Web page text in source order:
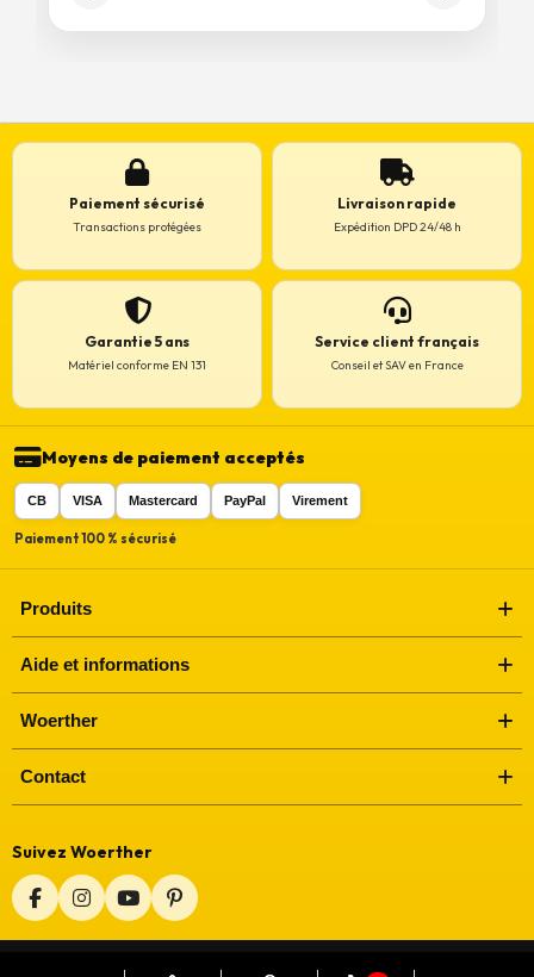
Paiement sécurisé
Transactions protégées
Livraison rapide
Expédition DPD 24/48 h
Garantie 5 ans
Matériel conforme EN 131
Service client français
Conseil et SAV en France
Moyens de paiement acceptés
CB VISA Mastercard PayPal Virement
Paiement 100 % sécurisé
Produits
Aide et informations
Woerther
Contact
Suivez Woerther
Depuis 2010